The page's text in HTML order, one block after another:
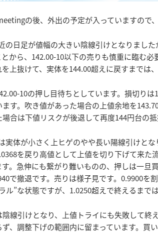
の後、外出の予定が入っていますので
の日足が値幅の大きい陰線引けとなりまし
とから、142.00-10以下の売りも慎重に臨む
上抜けて、実体を144.00超えに戻すまでは
10の押し目待ちとしています。損切り
す。吹き値があった場合の上値余地を
合は下値リスクが後退して再度144円台の
実体が小さく上ヒゲのやや長い陽線引けと
を戻り高値として上値を切り下げて来
す。急伸にも繋がり難いものの、押しは一旦
で撤退です。売りは様子見です。0.9900を
ル”な状態ですが、1.0250超えで終えるまで
陰線引けとなり、上値トライにも失敗して
、調整下げの範囲内に留まっています。買